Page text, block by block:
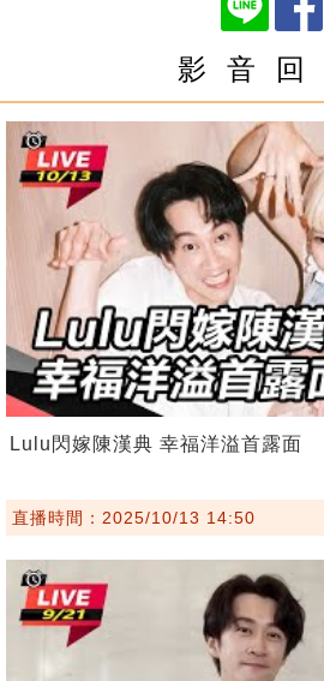
影 音 回
Lulu閃嫁陳漢典 幸福洋溢首露面
直播時間：2025/10/13 14:50